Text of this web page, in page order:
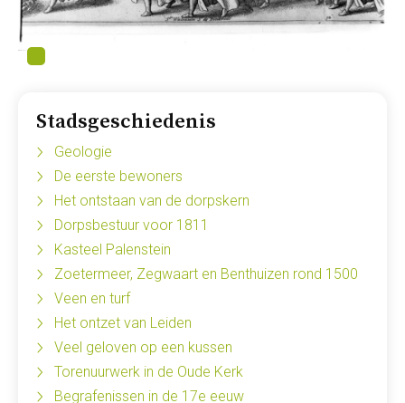
Stadsgeschiedenis
Geologie
De eerste bewoners
Het ontstaan van de dorpskern
Dorpsbestuur voor 1811
Kasteel Palenstein
Zoetermeer, Zegwaart en Benthuizen rond 1500
Veen en turf
Het ontzet van Leiden
Veel geloven op een kussen
Torenuurwerk in de Oude Kerk
Begrafenissen in de 17e eeuw